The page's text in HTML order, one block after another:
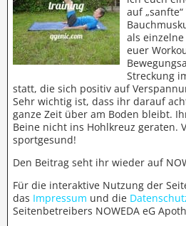
auf
als
euer
Streckung
statt, die sich positiv auf
Sehr wichtig ist, dass ihr darauf
ganze Zeit über am Boden bleibt.
Beine nicht ins Hohlkreuz geraten.
sportgesund!
Den Beitrag seht ihr wieder auf
Für die interaktive Nutzung der
das Impressum und die
Seitenbetreibers NOWEDA eG